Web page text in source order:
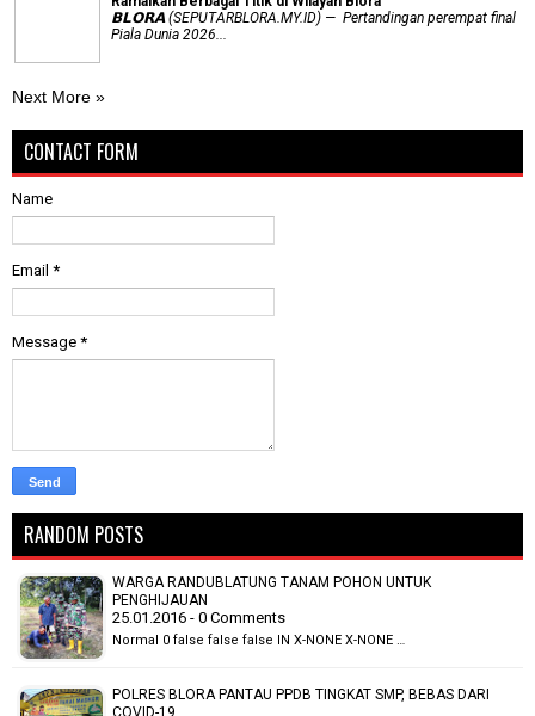
𝗕𝗟𝗢𝗥𝗔 (SEPUTARBLORA.MY.ID) — Pertandingan perempat final
Piala Dunia 2026...
Next More »
CONTACT FORM
Name
Email *
Message *
RANDOM POSTS
WARGA RANDUBLATUNG TANAM POHON UNTUK
PENGHIJAUAN
25.01.2016 - 0 Comments
Normal 0 false false false IN X-NONE X-NONE …
POLRES BLORA PANTAU PPDB TINGKAT SMP, BEBAS DARI
COVID-19